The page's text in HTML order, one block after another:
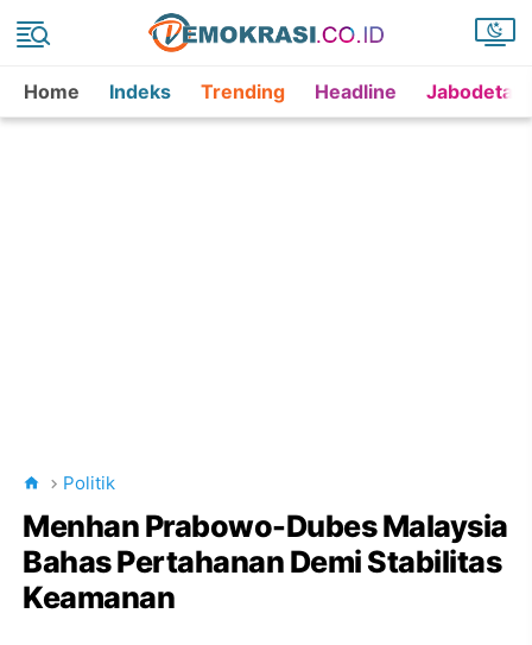
Home Indeks Trending Headline
Politik
Menhan Prabowo-Dubes Malaysia
Bahas Pertahanan Demi Stabilitas
Keamanan